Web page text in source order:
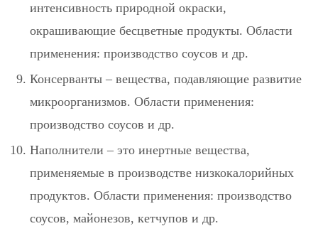
интенсивность природной окраски,
окрашивающие бесцветные продукты. Области
применения: производство соусов и др.
Консерванты – вещества, подавляющие развитие
микроорганизмов. Области применения:
производство соусов и др.
Наполнители – это инертные вещества,
применяемые в производстве низкокалорийных
продуктов. Области применения: производство
соусов, майонезов, кетчупов и др.